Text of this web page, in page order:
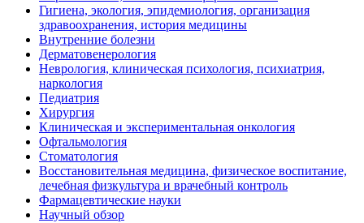
Гигиена, экология, эпидемиология, организация
здравоохранения, история медицины
Внутренние болезни
Дерматовенерология
Неврология, клиническая психология, психиатрия,
наркология
Педиатрия
Хирургия
Клиническая и экспериментальная онкология
Офтальмология
Стоматология
Восстановительная медицина, физическое воспитание,
лечебная физкультура и врачебный контроль
Фармацевтические науки
Научный обзор